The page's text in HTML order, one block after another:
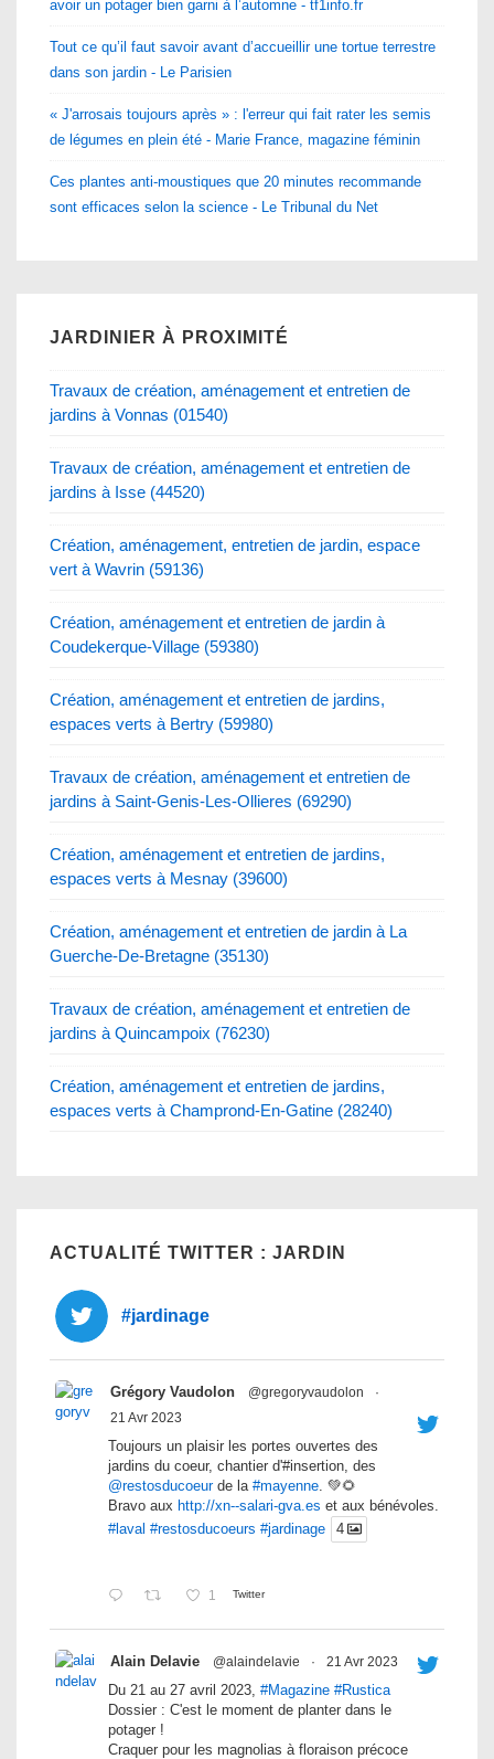
avoir un potager bien garni à l’automne - tf1info.fr
Tout ce qu’il faut savoir avant d’accueillir une tortue terrestre
dans son jardin - Le Parisien
« J'arrosais toujours après » : l'erreur qui fait rater les semis
de légumes en plein été - Marie France, magazine féminin
Ces plantes anti-moustiques que 20 minutes recommande
sont efficaces selon la science - Le Tribunal du Net
JARDINIER À PROXIMITÉ
Travaux de création, aménagement et entretien de
jardins à Vonnas (01540)
Travaux de création, aménagement et entretien de
jardins à Isse (44520)
Création, aménagement, entretien de jardin, espace
vert à Wavrin (59136)
Création, aménagement et entretien de jardin à
Coudekerque-Village (59380)
Création, aménagement et entretien de jardins,
espaces verts à Bertry (59980)
Travaux de création, aménagement et entretien de
jardins à Saint-Genis-Les-Ollieres (69290)
Création, aménagement et entretien de jardins,
espaces verts à Mesnay (39600)
Création, aménagement et entretien de jardin à La
Guerche-De-Bretagne (35130)
Travaux de création, aménagement et entretien de
jardins à Quincampoix (76230)
Création, aménagement et entretien de jardins,
espaces verts à Champrond-En-Gatine (28240)
ACTUALITÉ TWITTER : JARDIN
#jardinage
Grégory Vaudolon @gregoryvaudolon
·
21 Avr 2023
Toujours un plaisir les portes ouvertes des
jardins du coeur, chantier d'#insertion, des
@restosducoeurde la #mayenne. 💚🌻
Bravo aux http://xn--salari-gva.es et aux bénévoles.
#laval #restosducoeurs #jardinage 4
1 Twitter
Alain Delavie @alaindelavie · 21 Avr 2023
Du 21 au 27 avril 2023, #Magazine #Rustica
Dossier : C'est le moment de planter dans le
potager !
Craquer pour les magnolias à floraison précoce